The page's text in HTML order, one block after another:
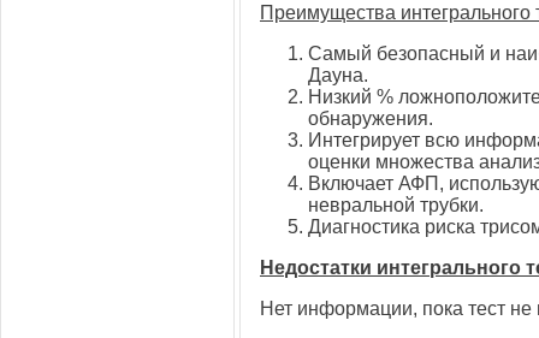
Преимущества интегрального
Самый безопасный и
Дауна.
Низкий %
обнаружения.
Интегрирует всю
оценки множества
Включает АФП,
невральной трубки.
Диагностика риска
Недостатки интегрального
Нет информации, пока тест